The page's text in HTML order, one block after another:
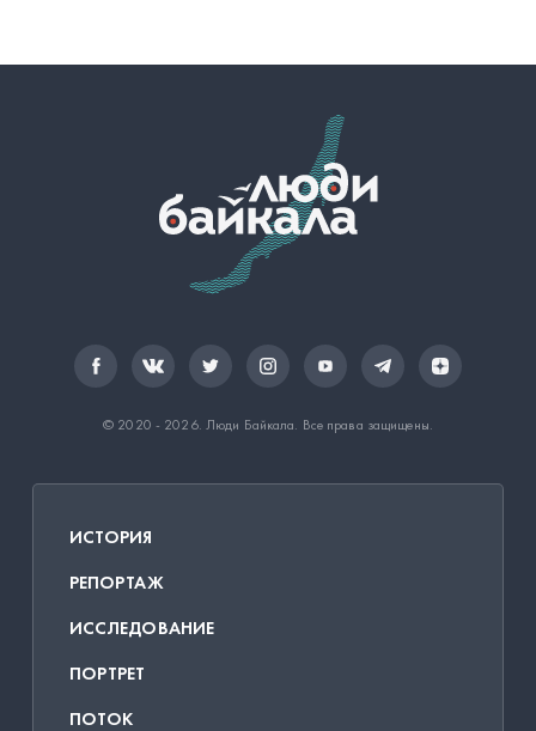
© 2020 - 2026. Люди Байкала . Все права защищены.
ИСТОРИЯ
РЕПОРТАЖ
ИССЛЕДОВАНИЕ
ПОРТРЕТ
ПОТОК